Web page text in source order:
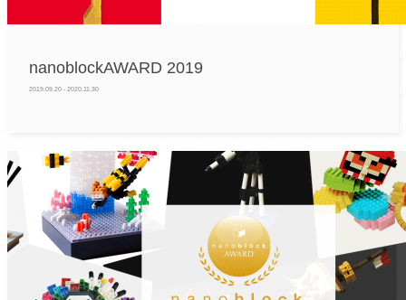
nanoblockAWARD 2019
2019.09.20 - 2020.11.30